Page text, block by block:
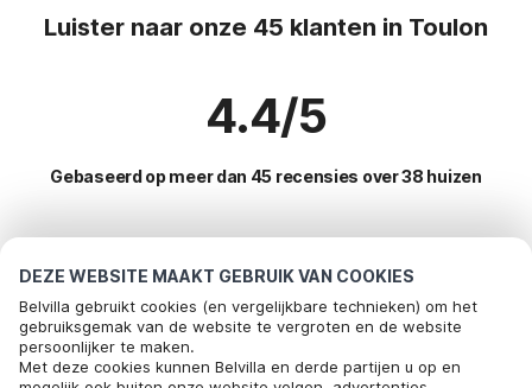
DEZE WEBSITE MAAKT GEBRUIK VAN COOKIES
Belvilla gebruikt cookies (en vergelijkbare technieken) om het
gebruiksgemak van de website te vergroten en de website
persoonlijker te maken.
Met deze cookies kunnen Belvilla en derde partijen u op en
Luister naar onze 45 klanten in Toulon
4.4/5
Gebaseerd op meer dan 45 recensies over 38 huizen
Meest populaire bestemmingen voor
vakantie
Top steden met top voorzieningen voor vakantie